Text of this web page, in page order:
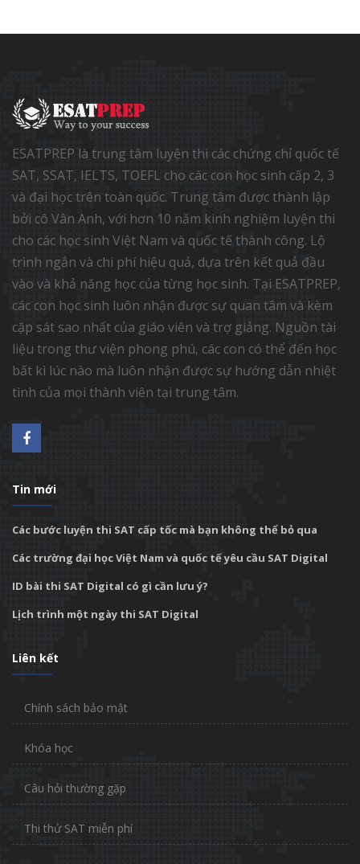
ESATPREP là trung tâm luyện thi các chứng chỉ quốc tế
SAT, SSAT, IELTS, TOEFL cho các con học sinh cấp 2, 3
và đại học trên toàn quốc. Trung tâm được thành lập
bởi cô Vân Anh, với hơn 10 năm kinh nghiệm luyện thi
cho các học sinh Việt Nam và quốc tế thành công. Lộ
trình ngắn và chi phí hiệu quả, dựa trên kết quả đầu
vào và khả năng học của từng học sinh. Tại ESATPREP,
các con học sinh luôn nhận được sự quan tâm và kèm
cặp sát sao nhất của giáo viên và trợ giảng. Nguồn tài
liệu trong thư viện phong phú, các con có thể đến học
bất kì lúc nào mà luôn nhận được sự hướng dẫn nhiệt
tình của mọi thành viên tại trung tâm.
Tin mới
Các bước luyện thi SAT cấp tốc mà bạn không thể bỏ qua
Các trường đại học Việt Nam và quốc tế yêu cầu SAT Digital
ID bài thi SAT Digital có gì cần lưu ý?
Lịch trình một ngày thi SAT Digital
Liên kết
Chính sách bảo mật
Khóa học
Câu hỏi thường gặp
Thi thử SAT miễn phí